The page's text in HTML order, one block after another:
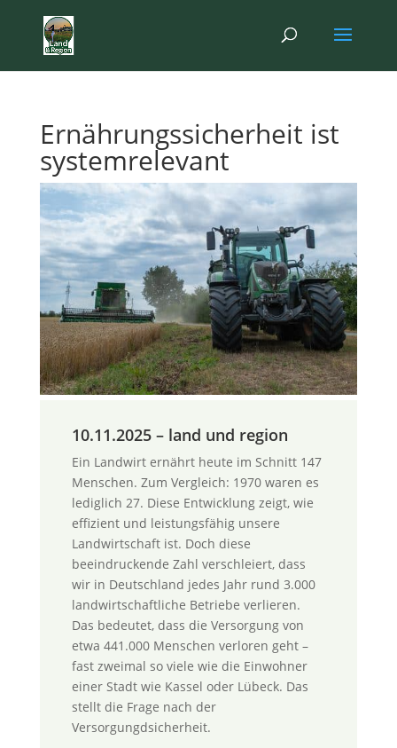
Ernährungssicherheit ist
systemrelevant
10.11.2025 – land und region
Ein Landwirt ernährt heute im Schnitt 147
Menschen. Zum Vergleich: 1970 waren es
lediglich 27. Diese Entwicklung zeigt, wie
effizient und leistungsfähig unsere
Landwirtschaft ist. Doch diese
beeindruckende Zahl verschleiert, dass
wir in Deutschland jedes Jahr rund 3.000
landwirtschaftliche Betriebe verlieren.
Das bedeutet, dass die Versorgung von
etwa 441.000 Menschen verloren geht –
fast zweimal so viele wie die Einwohner
einer Stadt wie Kassel oder Lübeck. Das
stellt die Frage nach der
Versorgungdsicherheit.